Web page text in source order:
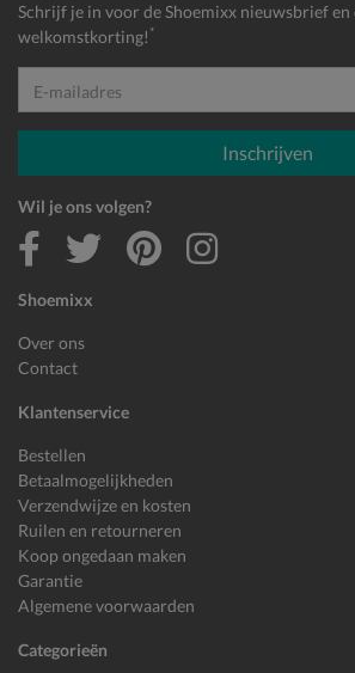
Shoemixx
Over ons
Contact
Klantenservice
Bestellen
Betaalmogelijkheden
Verzendwijze en kosten
Ruilen en retourneren
Koop ongedaan maken
Garantie
Algemene voorwaarden
Categorieën
Schrijf je in voor de Shoemixx nieuwsbrief en
welkomstkorting! *
E-mailadres
Inschrijven
Wil je ons volgen?